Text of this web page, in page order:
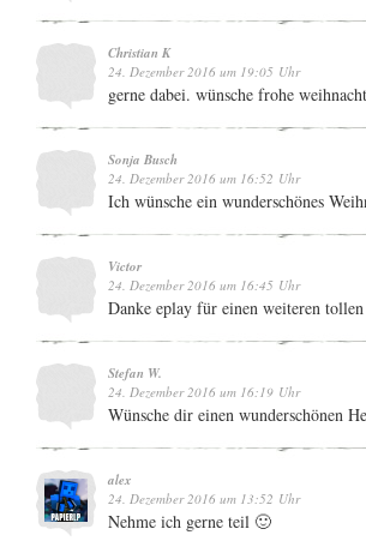
Christian K
24. Dezember 2016 um 19:05 Uhr
gerne dabei. wünsche frohe
Sonja Busch
24. Dezember 2016 um 16:52 Uhr
Ich wünsche ein wunderschönes
Victor
24. Dezember 2016 um 16:45 Uhr
Danke eplay für einen weiteren
Stefan W.
24. Dezember 2016 um 16:19 Uhr
Wünsche dir einen wunderschönen
alex
24. Dezember 2016 um 13:52 Uhr
Nehme ich gerne teil 🙂